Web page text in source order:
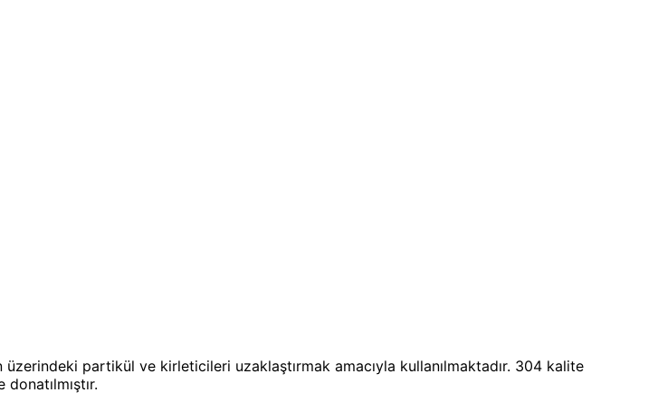
partikül ve kirleticileri uzaklaştırmak amacıyla kullanılmaktadır. 304 kalite